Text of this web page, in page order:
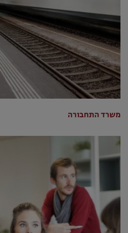
משרד התחבורה